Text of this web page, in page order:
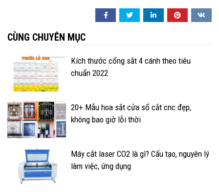
CÙNG CHUYÊN MỤC
Kích thước cổng sắt 4 cánh theo tiêu
chuẩn 2022
20+ Mẫu hoa sắt cửa sổ cắt cnc đẹp,
không bao giờ lỗi thời
Máy cắt laser CO2 là gì? Cấu tạo, nguyên lý
làm việc, ứng dụng